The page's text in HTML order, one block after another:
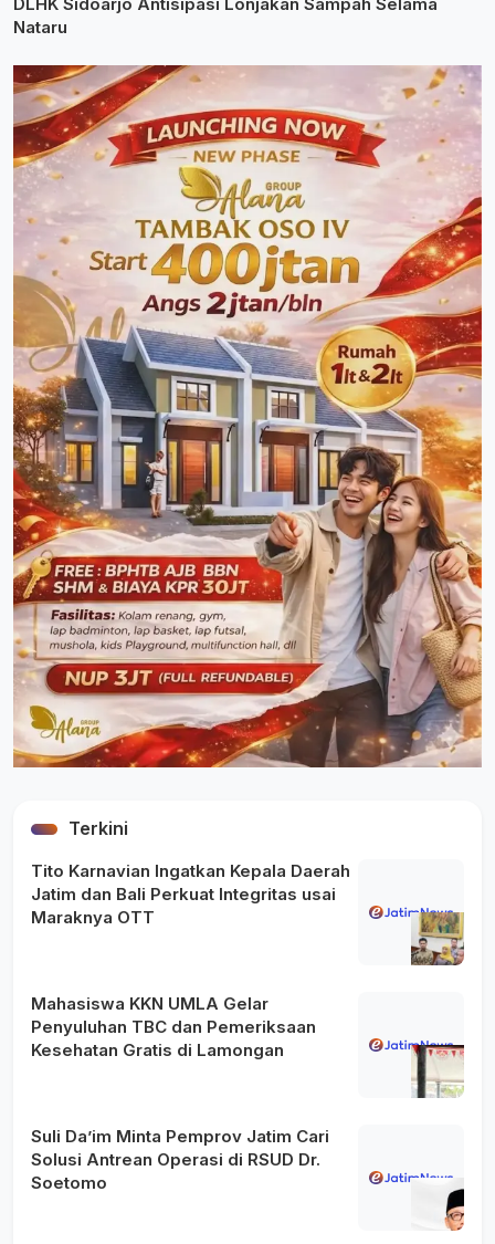
Nataru
Terkini
Tito Karnavian Ingatkan Kepala Daerah
Jatim dan Bali Perkuat Integritas usai
Maraknya OTT
Mahasiswa KKN UMLA Gelar
Penyuluhan TBC dan Pemeriksaan
Kesehatan Gratis di Lamongan
Suli Da’im Minta Pemprov Jatim Cari
Solusi Antrean Operasi di RSUD Dr.
Soetomo